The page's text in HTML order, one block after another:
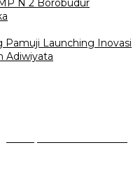
N 2 Borobudur
Launching Inovasi
Adiwiyata